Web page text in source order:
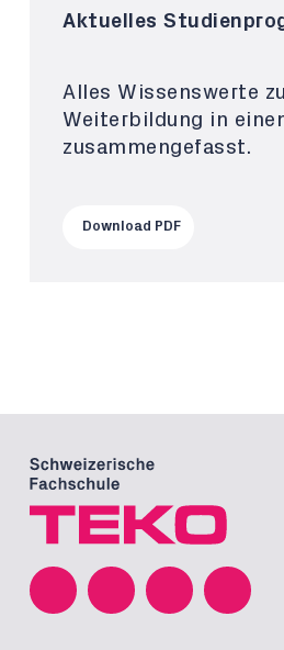
Aktuelles
Alles Wissenswerte
Weiterbildung in
zusammengefasst.
Download PDF